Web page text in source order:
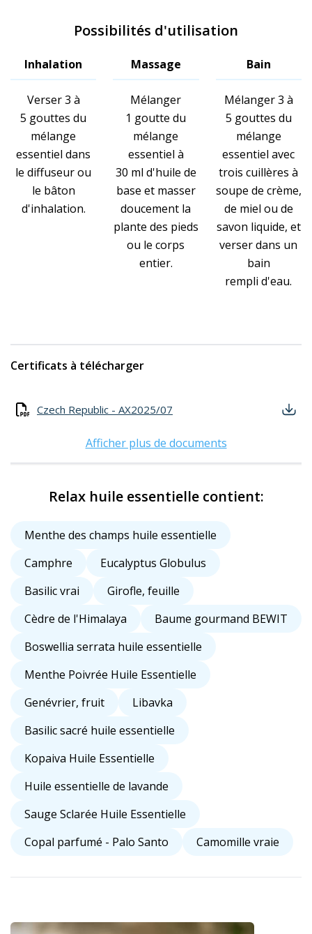
Possibilités d'utilisation
Inhalation
Verser 3 à
5 gouttes du
mélange
essentiel dans
le diffuseur ou
le bâton
d'inhalation.
Massage
Mélanger
1 goutte du
mélange
essentiel à
30 ml d'huile de
base et masser
doucement la
plante des pieds
ou le corps
entier.
Bain
Mélanger 3 à
5 gouttes du
mélange
essentiel avec
trois cuillères à
soupe de crème,
de miel ou de
savon liquide, et
verser dans un
bain
rempli d'eau.
Certificats à télécharger
Czech Republic - AX2025/07
Afficher plus de documents
Relax huile essentielle contient:
Menthe des champs huile essentielle
Camphre
Eucalyptus Globulus
Basilic vrai
Girofle, feuille
Cèdre de l'Himalaya
Baume gourmand BEWIT
Boswellia serrata huile essentielle
Menthe Poivrée Huile Essentielle
Genévrier, fruit
Libavka
Basilic sacré huile essentielle
Kopaiva Huile Essentielle
Huile essentielle de lavande
Sauge Sclarée Huile Essentielle
Copal parfumé - Palo Santo
Camomille vraie